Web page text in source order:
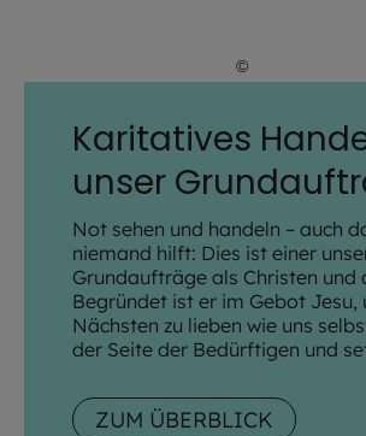
©
Karitatives
unser
Not sehen und handeln – auch
niemand hilft: Dies ist einer
Grundaufträge als Christen und
Begründet ist er im Gebot Jesu,
Nächsten zu lieben wie uns
der Seite der Bedürftigen und
da – in allen Lebenslagen!
ZUM ÜBERBLICK